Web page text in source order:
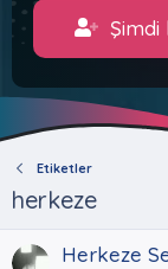
Şimdi
Etiketler
herkeze
Herkeze